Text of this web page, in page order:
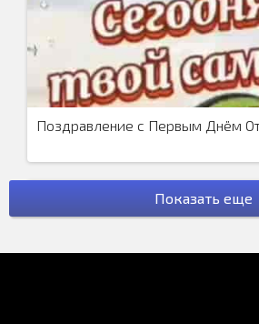
Поздравление с Первым Днём
Показать еще